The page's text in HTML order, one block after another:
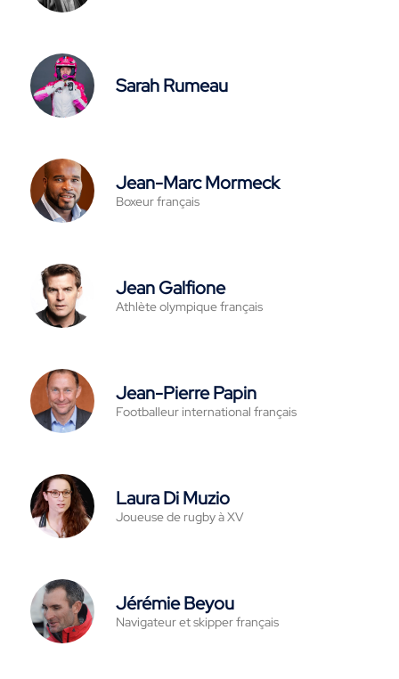
Sarah Rumeau
Jean-Marc Mormeck
Boxeur français
Jean Galfione
Athlète olympique français
Jean-Pierre Papin
Footballeur international français
Laura Di Muzio
Joueuse de rugby à XV
Jérémie Beyou
Navigateur et skipper français